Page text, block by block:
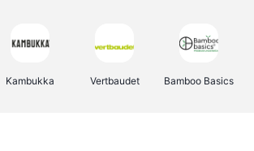
Kambukka Vertbaudet Bamboo Basics